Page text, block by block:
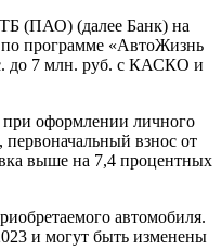
(ПАО) (далее Банк) на
по программе «АвтоЖизнь
до 7 млн. руб. с КАСКО и
при оформлении личного
первоначальный взнос от
выше на 7,4 процентных
автомобиля.
и могут быть изменены